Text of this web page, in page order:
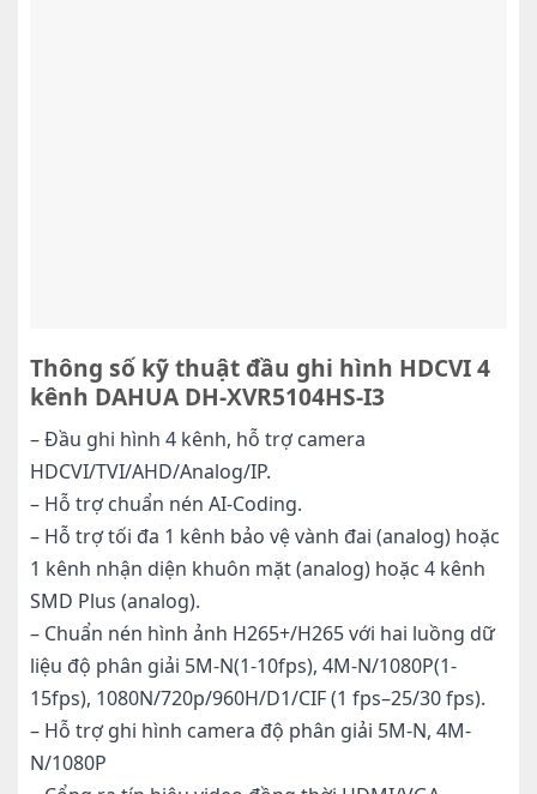
Thông số kỹ thuật đầu ghi hình HDCVI 4
kênh DAHUA DH-XVR5104HS-I3
– Đầu ghi hình 4 kênh, hỗ trợ camera
HDCVI/TVI/AHD/Analog/IP.
– Hỗ trợ chuẩn nén AI-Coding.
– Hỗ trợ tối đa 1 kênh bảo vệ vành đai (analog) hoặc
1 kênh nhận diện khuôn mặt (analog) hoặc 4 kênh
SMD Plus (analog).
– Chuẩn nén hình ảnh H265+/H265 với hai luồng dữ
liệu độ phân giải 5M-N(1-10fps), 4M-N/1080P(1-
15fps), 1080N/720p/960H/D1/CIF (1 fps–25/30 fps).
– Hỗ trợ ghi hình camera độ phân giải 5M-N, 4M-
N/1080P